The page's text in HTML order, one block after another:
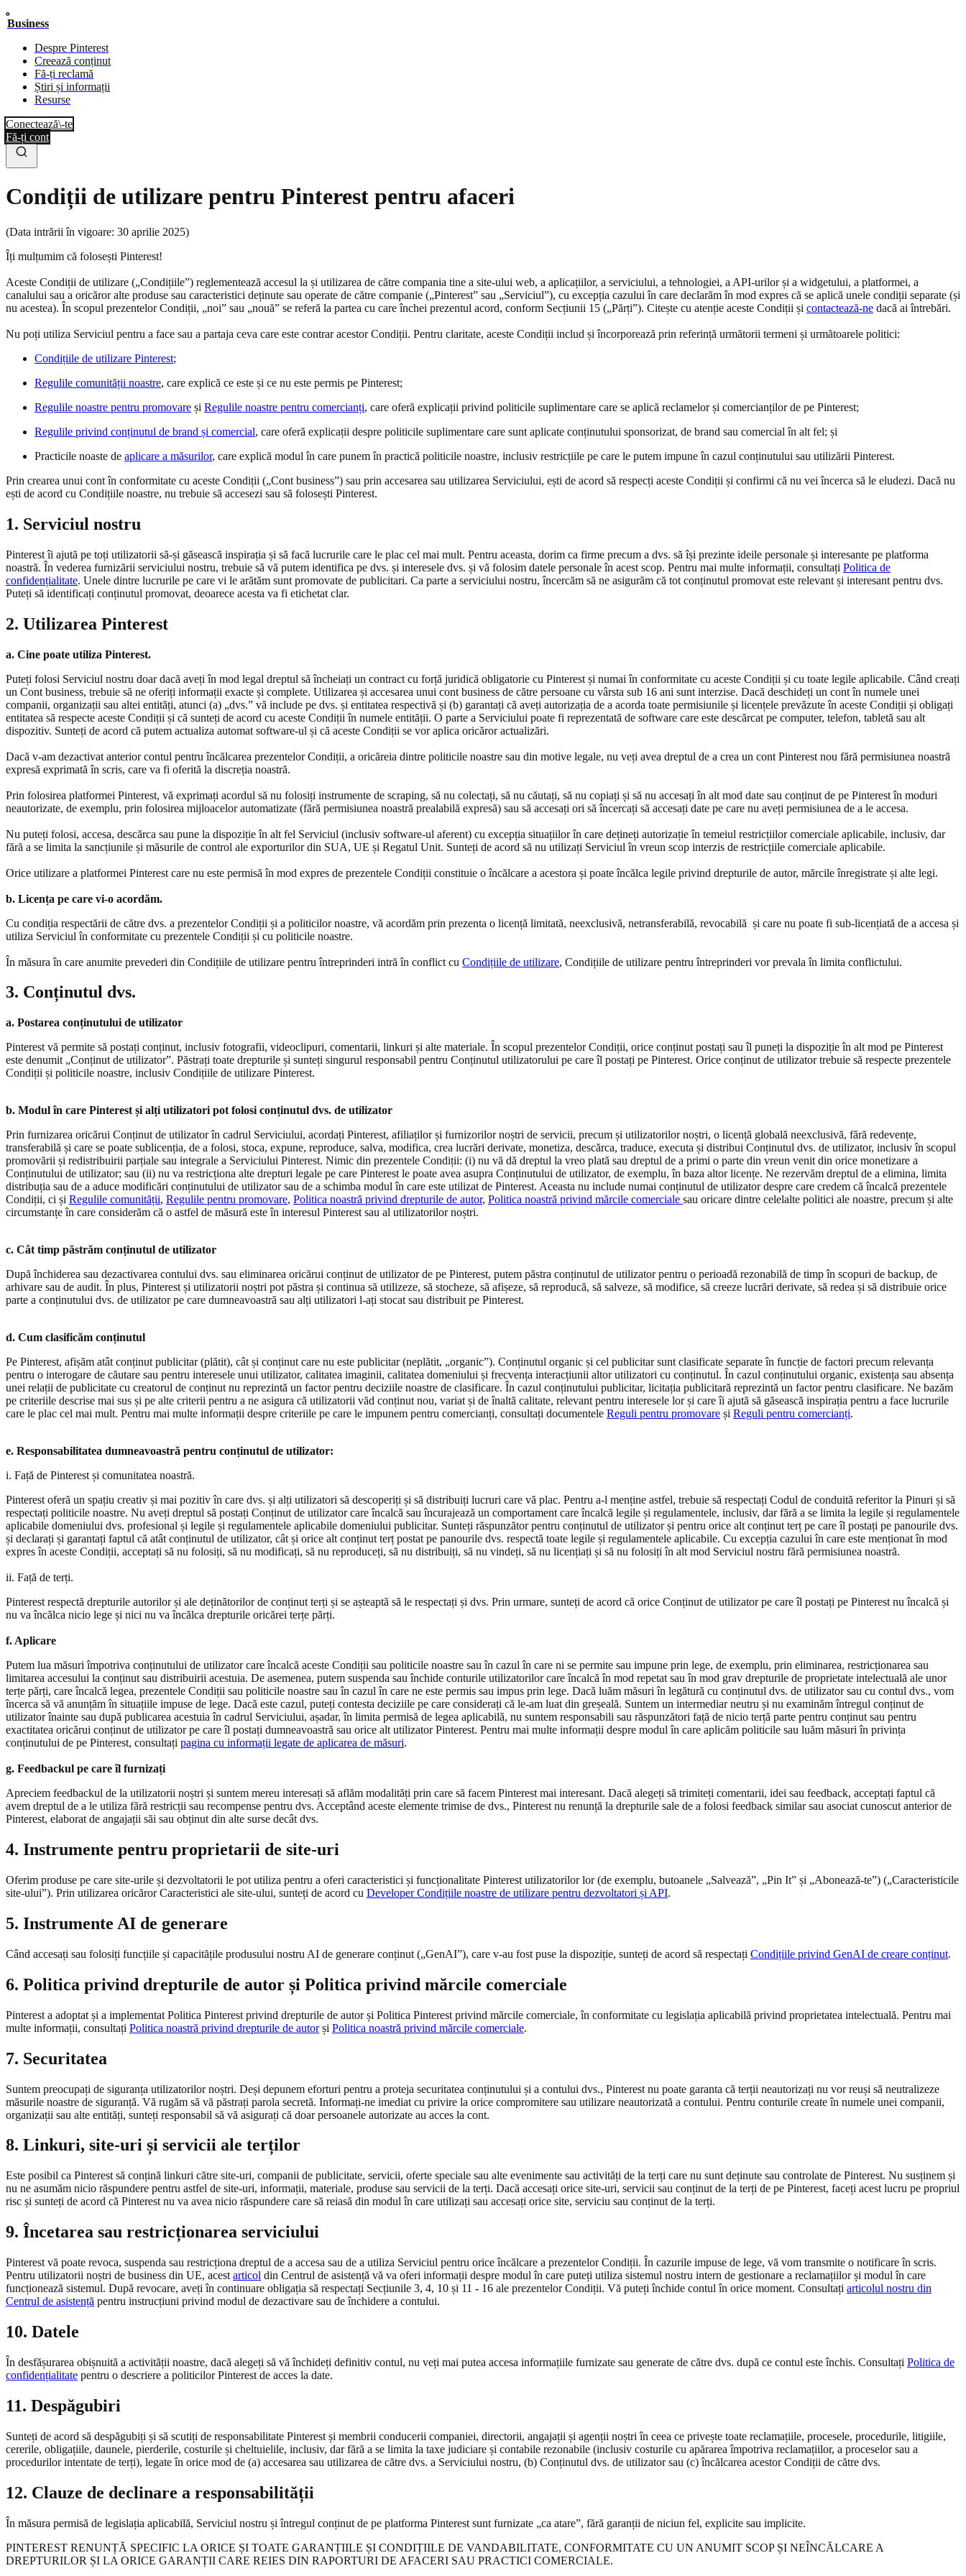
Business
Despre Pinterest
Creează conținut
Fă-ți reclamă
Știri și informații
Resurse
Conectează\-te
Fă-ți cont
Condiții de utilizare pentru Pinterest pentru afaceri
(Data intrării în vigoare: 30 aprilie 2025)
Îți mulțumim că folosești Pinterest!
Aceste Condiții de utilizare („Condițiile”) reglementează accesul la și utilizarea de către compania tine a site-ului web, a aplicațiilor, a serviciului, a tehnologiei, a API-urilor și a widgetului, a platformei, a
canalului sau a oricăror alte produse sau caracteristici deținute sau operate de către companie („Pinterest” sau „Serviciul”), cu excepția cazului în care declarăm în mod expres că se aplică unele condiții separate (și
nu acestea). În scopul prezentelor Condiții, „noi” sau „nouă” se referă la partea cu care închei prezentul acord, conform Secțiunii 15 („Părți”). Citește cu atenție aceste Condiții și contactează-ne dacă ai întrebări.
Nu poți utiliza Serviciul pentru a face sau a partaja ceva care este contrar acestor Condiții. Pentru claritate, aceste Condiții includ și încorporează prin referință următorii termeni și următoarele politici:
Condițiile de utilizare Pinterest;
Regulile comunității noastre, care explică ce este și ce nu este permis pe Pinterest;
Regulile noastre pentru promovare și Regulile noastre pentru comercianți, care oferă explicații privind politicile suplimentare care se aplică reclamelor și comercianților de pe Pinterest;
Regulile privind conținutul de brand și comercial, care oferă explicații despre politicile suplimentare care sunt aplicate conținutului sponsorizat, de brand sau comercial în alt fel; și
Practicile noaste de aplicare a măsurilor, care explică modul în care punem în practică politicile noastre, inclusiv restricțiile pe care le putem impune în cazul conținutului sau utilizării Pinterest.
Prin crearea unui cont în conformitate cu aceste Condiții („Cont business”) sau prin accesarea sau utilizarea Serviciului, ești de acord să respecți aceste Condiții și confirmi că nu vei încerca să le eludezi. Dacă nu
ești de acord cu Condițiile noastre, nu trebuie să accesezi sau să folosești Pinterest.
1. Serviciul nostru
Pinterest îi ajută pe toți utilizatorii să-și găsească inspirația și să facă lucrurile care le plac cel mai mult. Pentru aceasta, dorim ca firme precum a dvs. să își prezinte ideile personale și interesante pe platforma
noastră. În vederea furnizării serviciului nostru, trebuie să vă putem identifica pe dvs. și interesele dvs. și vă folosim datele personale în acest scop. Pentru mai multe informații, consultați Politica de
confidențialitate. Unele dintre lucrurile pe care vi le arătăm sunt promovate de publicitari. Ca parte a serviciului nostru, încercăm să ne asigurăm că tot conținutul promovat este relevant și interesant pentru dvs.
Puteți să identificați conținutul promovat, deoarece acesta va fi etichetat clar.
2. Utilizarea Pinterest
a. Cine poate utiliza Pinterest.
Puteți folosi Serviciul nostru doar dacă aveți în mod legal dreptul să încheiați un contract cu forță juridică obligatorie cu Pinterest și numai în conformitate cu aceste Condiții și cu toate legile aplicabile. Când creați
un Cont business, trebuie să ne oferiți informații exacte și complete. Utilizarea și accesarea unui cont business de către persoane cu vârsta sub 16 ani sunt interzise. Dacă deschideți un cont în numele unei
companii, organizații sau altei entități, atunci (a) „dvs.” vă include pe dvs. și entitatea respectivă și (b) garantați că aveți autorizația de a acorda toate permisiunile și licențele prevăzute în aceste Condiții și obligați
entitatea să respecte aceste Condiții și că sunteți de acord cu aceste Condiții în numele entității. O parte a Serviciului poate fi reprezentată de software care este descărcat pe computer, telefon, tabletă sau alt
dispozitiv. Sunteți de acord că putem actualiza automat software-ul și că aceste Condiții se vor aplica oricăror actualizări.
Dacă v-am dezactivat anterior contul pentru încălcarea prezentelor Condiții, a oricăreia dintre politicile noastre sau din motive legale, nu veți avea dreptul de a crea un cont Pinterest nou fără permisiunea noastră
expresă exprimată în scris, care va fi oferită la discreția noastră.
Prin folosirea platformei Pinterest, vă exprimați acordul să nu folosiți instrumente de scraping, să nu colectați, să nu căutați, să nu copiați și să nu accesați în alt mod date sau conținut de pe Pinterest în moduri
neautorizate, de exemplu, prin folosirea mijloacelor automatizate (fără permisiunea noastră prealabilă expresă) sau să accesați ori să încercați să accesați date pe care nu aveți permisiunea de a le accesa.
Nu puteți folosi, accesa, descărca sau pune la dispoziție în alt fel Serviciul (inclusiv software-ul aferent) cu excepția situațiilor în care dețineți autorizație în temeiul restricțiilor comerciale aplicabile, inclusiv, dar
fără a se limita la sancțiunile și măsurile de control ale exporturilor din SUA, UE și Regatul Unit. Sunteți de acord să nu utilizați Serviciul în vreun scop interzis de restricțiile comerciale aplicabile.
Orice utilizare a platformei Pinterest care nu este permisă în mod expres de prezentele Condiții constituie o încălcare a acestora și poate încălca legile privind drepturile de autor, mărcile înregistrate și alte legi.
b. Licența pe care vi-o acordăm.
Cu condiția respectării de către dvs. a prezentelor Condiții și a politicilor noastre, vă acordăm prin prezenta o licență limitată, neexclusivă, netransferabilă, revocabilă și care nu poate fi sub-licențiată de a accesa și
utiliza Serviciul în conformitate cu prezentele Condiții și cu politicile noastre.
În măsura în care anumite prevederi din Condițiile de utilizare pentru întreprinderi intră în conflict cu Condițiile de utilizare, Condițiile de utilizare pentru întreprinderi vor prevala în limita conflictului.
3. Conținutul dvs.
a. Postarea conținutului de utilizator
Pinterest vă permite să postați conținut, inclusiv fotografii, videoclipuri, comentarii, linkuri și alte materiale. În scopul prezentelor Condiții, orice conținut postați sau îl puneți la dispoziție în alt mod pe Pinterest
este denumit „Conținut de utilizator”. Păstrați toate drepturile și sunteți singurul responsabil pentru Conținutul utilizatorului pe care îl postați pe Pinterest. Orice conținut de utilizator trebuie să respecte prezentele
Condiții și politicile noastre, inclusiv Condițiile de utilizare Pinterest.
b. Modul în care Pinterest și alți utilizatori pot folosi conținutul dvs. de utilizator
Prin furnizarea oricărui Conținut de utilizator în cadrul Serviciului, acordați Pinterest, afiliaților și furnizorilor noștri de servicii, precum și utilizatorilor noștri, o licență globală neexclusivă, fără redevențe,
transferabilă și care se poate sublicenția, de a folosi, stoca, expune, reproduce, salva, modifica, crea lucrări derivate, monetiza, descărca, traduce, executa și distribui Conținutul dvs. de utilizator, inclusiv în scopul
promovării și redistribuirii parțiale sau integrale a Serviciului Pinterest. Nimic din prezentele Condiții: (i) nu vă dă dreptul la vreo plată sau dreptul de a primi o parte din vreun venit din orice monetizare a
Conținutului de utilizator; sau (ii) nu va restricționa alte drepturi legale pe care Pinterest le poate avea asupra Conținutului de utilizator, de exemplu, în baza altor licențe. Ne rezervăm dreptul de a elimina, limita
distribuția sau de a aduce modificări conținutului de utilizator sau de a schimba modul în care este utilizat de Pinterest. Aceasta nu include numai conținutul de utilizator despre care credem că încalcă prezentele
Condiții, ci și Regulile comunității, Regulile pentru promovare, Politica noastră privind drepturile de autor, Politica noastră privind mărcile comerciale sau oricare dintre celelalte politici ale noastre, precum și alte
circumstanțe în care considerăm că o astfel de măsură este în interesul Pinterest sau al utilizatorilor noștri.
c. Cât timp păstrăm conținutul de utilizator
După închiderea sau dezactivarea contului dvs. sau eliminarea oricărui conținut de utilizator de pe Pinterest, putem păstra conținutul de utilizator pentru o perioadă rezonabilă de timp în scopuri de backup, de
arhivare sau de audit. În plus, Pinterest și utilizatorii noștri pot păstra și continua să utilizeze, să stocheze, să afișeze, să reproducă, să salveze, să modifice, să creeze lucrări derivate, să redea și să distribuie orice
parte a conținutului dvs. de utilizator pe care dumneavoastră sau alți utilizatori l-ați stocat sau distribuit pe Pinterest.
d. Cum clasificăm conținutul
Pe Pinterest, afișăm atât conținut publicitar (plătit), cât și conținut care nu este publicitar (neplătit, „organic”). Conținutul organic și cel publicitar sunt clasificate separate în funcție de factori precum relevanța
pentru o interogare de căutare sau pentru interesele unui utilizator, calitatea imaginii, calitatea domeniului și frecvența interacțiunii altor utilizatori cu conținutul. În cazul conținutului organic, existența sau absența
unei relații de publicitate cu creatorul de conținut nu reprezintă un factor pentru deciziile noastre de clasificare. În cazul conținutului publicitar, licitația publicitară reprezintă un factor pentru clasificare. Ne bazăm
pe criteriile descrise mai sus și pe alte criterii pentru a ne asigura că utilizatorii văd conținut nou, variat și de înaltă calitate, relevant pentru interesele lor și care îi ajută să găsească inspirația pentru a face lucrurile
care le plac cel mai mult. Pentru mai multe informații despre criteriile pe care le impunem pentru comercianți, consultați documentele Reguli pentru promovare și Reguli pentru comercianți.
e. Responsabilitatea dumneavoastră pentru conținutul de utilizator:
i. Față de Pinterest și comunitatea noastră.
Pinterest oferă un spațiu creativ și mai pozitiv în care dvs. și alți utilizatori să descoperiți și să distribuiți lucruri care vă plac. Pentru a-l menține astfel, trebuie să respectați Codul de conduită referitor la Pinuri și să
respectați politicile noastre. Nu aveți dreptul să postați Conținut de utilizator care încalcă sau încurajează un comportament care încalcă legile și regulamentele, inclusiv, dar fără a se limita la legile și regulamentele
aplicabile domeniului dvs. profesional și legile și regulamentele aplicabile domeniului publicitar. Sunteți răspunzător pentru conținutul de utilizator și pentru orice alt conținut terț pe care îl postați pe panourile dvs.
și declarați și garantați faptul că atât conținutul de utilizator, cât și orice alt conținut terț postat pe panourile dvs. respectă toate legile și regulamentele aplicabile. Cu excepția cazului în care este menționat în mod
expres în aceste Condiții, acceptați să nu folosiți, să nu modificați, să nu reproduceți, să nu distribuiți, să nu vindeți, să nu licențiați și să nu folosiți în alt mod Serviciul nostru fără permisiunea noastră.
ii. Față de terți.
Pinterest respectă drepturile autorilor și ale deținătorilor de conținut terți și se așteaptă să le respectați și dvs. Prin urmare, sunteți de acord că orice Conținut de utilizator pe care îl postați pe Pinterest nu încalcă și
nu va încălca nicio lege și nici nu va încălca drepturile oricărei terțe părți.
f. Aplicare
Putem lua măsuri împotriva conținutului de utilizator care încalcă aceste Condiții sau politicile noastre sau în cazul în care ni se permite sau impune prin lege, de exemplu, prin eliminarea, restricționarea sau
limitarea accesului la conținut sau distribuirii acestuia. De asemenea, putem suspenda sau închide conturile utilizatorilor care încalcă în mod repetat sau în mod grav drepturile de proprietate intelectuală ale unor
terțe părți, care încalcă legea, prezentele Condiții sau politicile noastre sau în cazul în care ne este permis sau impus prin lege. Dacă luăm măsuri în legătură cu conținutul dvs. de utilizator sau cu contul dvs., vom
încerca să vă anunțăm în situațiile impuse de lege. Dacă este cazul, puteți contesta deciziile pe care considerați că le-am luat din greșeală. Suntem un intermediar neutru și nu examinăm întregul conținut de
utilizator înainte sau după publicarea acestuia în cadrul Serviciului, așadar, în limita permisă de legea aplicabilă, nu suntem responsabili sau răspunzători față de nicio terță parte pentru conținut sau pentru
exactitatea oricărui conținut de utilizator pe care îl postați dumneavoastră sau orice alt utilizator Pinterest. Pentru mai multe informații despre modul în care aplicăm politicile sau luăm măsuri în privința
conținutului de pe Pinterest, consultați pagina cu informații legate de aplicarea de măsuri.
g. Feedbackul pe care îl furnizați
Apreciem feedbackul de la utilizatorii noștri și suntem mereu interesați să aflăm modalități prin care să facem Pinterest mai interesant. Dacă alegeți să trimiteți comentarii, idei sau feedback, acceptați faptul că
avem dreptul de a le utiliza fără restricții sau recompense pentru dvs. Acceptând aceste elemente trimise de dvs., Pinterest nu renunță la drepturile sale de a folosi feedback similar sau asociat cunoscut anterior de
Pinterest, elaborat de angajații săi sau obținut din alte surse decât dvs.
4. Instrumente pentru proprietarii de site-uri
Oferim produse pe care site-urile și dezvoltatorii le pot utiliza pentru a oferi caracteristici și funcționalitate Pinterest utilizatorilor lor (de exemplu, butoanele „Salvează”, „Pin It” și „Abonează-te”) („Caracteristicile
site-ului”). Prin utilizarea oricăror Caracteristici ale site-ului, sunteți de acord cu Developer Condițiile noastre de utilizare pentru dezvoltatori și API.
5. Instrumente AI de generare
Când accesați sau folosiți funcțiile și capacitățile produsului nostru AI de generare conținut („GenAI”), care v-au fost puse la dispoziție, sunteți de acord să respectați Condițiile privind GenAI de creare conținut.
6. Politica privind drepturile de autor și Politica privind mărcile comerciale
Pinterest a adoptat și a implementat Politica Pinterest privind drepturile de autor și Politica Pinterest privind mărcile comerciale, în conformitate cu legislația aplicabilă privind proprietatea intelectuală. Pentru mai
multe informații, consultați Politica noastră privind drepturile de autorși Politica noastră privind mărcile comerciale.
7. Securitatea
Suntem preocupați de siguranța utilizatorilor noștri. Deși depunem eforturi pentru a proteja securitatea conținutului și a contului dvs., Pinterest nu poate garanta că terții neautorizați nu vor reuși să neutralizeze
măsurile noastre de siguranță. Vă rugăm să vă păstrați parola secretă. Informați-ne imediat cu privire la orice compromitere sau utilizare neautorizată a contului. Pentru conturile create în numele unei companii,
organizații sau alte entități, sunteți responsabil să vă asigurați că doar persoanele autorizate au acces la cont.
8. Linkuri, site-uri și servicii ale terților
Este posibil ca Pinterest să conțină linkuri către site-uri, companii de publicitate, servicii, oferte speciale sau alte evenimente sau activități de la terți care nu sunt deținute sau controlate de Pinterest. Nu susținem și
nu ne asumăm nicio răspundere pentru astfel de site-uri, informații, materiale, produse sau servicii de la terți. Dacă accesați orice site-uri, servicii sau conținut de la terți de pe Pinterest, faceți acest lucru pe propriul
risc și sunteți de acord că Pinterest nu va avea nicio răspundere care să reiasă din modul în care utilizați sau accesați orice site, serviciu sau conținut de la terți.
9. Încetarea sau restricționarea serviciului
Pinterest vă poate revoca, suspenda sau restricționa dreptul de a accesa sau de a utiliza Serviciul pentru orice încălcare a prezentelor Condiții. În cazurile impuse de lege, vă vom transmite o notificare în scris.
Pentru utilizatorii noștri de business din UE, acest articol din Centrul de asistență vă va oferi informații despre modul în care puteți utiliza sistemul nostru intern de gestionare a reclamațiilor și modul în care
funcționează sistemul. După revocare, aveți în continuare obligația să respectați Secțiunile 3, 4, 10 și 11 - 16 ale prezentelor Condiții. Vă puteți închide contul în orice moment. Consultați articolul nostru din
Centrul de asistență pentru instrucțiuni privind modul de dezactivare sau de închidere a contului.
10. Datele
În desfășurarea obișnuită a activității noastre, dacă alegeți să vă închideți definitiv contul, nu veți mai putea accesa informațiile furnizate sau generate de către dvs. după ce contul este închis. Consultați Politica de
confidențialitate pentru o descriere a politicilor Pinterest de acces la date.
11. Despăgubiri
Sunteți de acord să despăgubiți și să scutiți de responsabilitate Pinterest și membrii conducerii companiei, directorii, angajații și agenții noștri în ceea ce privește toate reclamațiile, procesele, procedurile, litigiile,
cererile, obligațiile, daunele, pierderile, costurile și cheltuielile, inclusiv, dar fără a se limita la taxe judiciare și contabile rezonabile (inclusiv costurile cu apărarea împotriva reclamațiilor, a proceselor sau a
procedurilor intentate de terți), legate în orice mod de (a) accesarea sau utilizarea de către dvs. a Serviciului nostru, (b) Conținutul dvs. de utilizator sau (c) încălcarea acestor Condiții de către dvs.
12. Clauze de declinare a responsabilității
În măsura permisă de legislația aplicabilă, Serviciul nostru și întregul conținut de pe platforma Pinterest sunt furnizate „ca atare”, fără garanții de niciun fel, explicite sau implicite.
PINTEREST RENUNȚĂ SPECIFIC LA ORICE ȘI TOATE GARANȚIILE ȘI CONDIȚIILE DE VANDABILITATE, CONFORMITATE CU UN ANUMIT SCOP ȘI NEÎNCĂLCARE A
DREPTURILOR ȘI LA ORICE GARANȚII CARE REIES DIN RAPORTURI DE AFACERI SAU PRACTICI COMERCIALE.